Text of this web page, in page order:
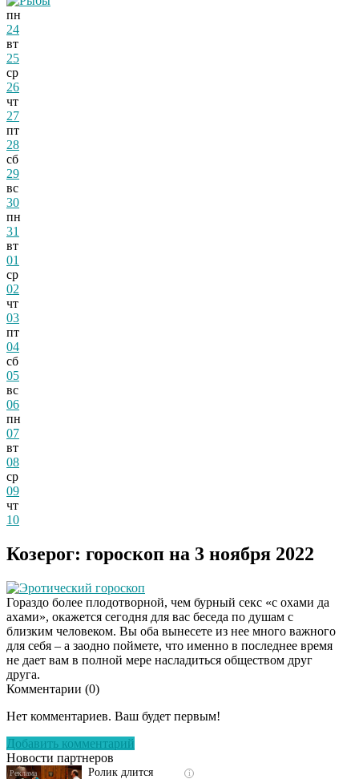
пн
24
вт
25
ср
26
чт
27
пт
28
сб
29
вс
30
пн
31
вт
01
ср
02
чт
03
пт
04
сб
05
вс
06
пн
07
вт
08
ср
09
чт
10
Козерог: гороскоп на 3 ноября 2022
Эротический гороскоп
Гораздо более плодотворной, чем бурный секс «с охами да
ахами», окажется сегодня для вас беседа по душам с
близким человеком. Вы оба вынесете из нее много важного
для себя – а заодно поймете, что именно в последнее время
не дает вам в полной мере насладиться обществом друг
друга.
Комментарии (0)
Нет комментариев. Ваш будет первым!
Добавить комментарий
Новости партнеров
Скрытая камера на
люди вытворяют, когда
i
Ролик длится